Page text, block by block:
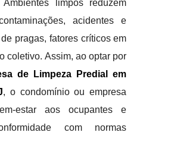
Ambientes limpos reduzem
acidentes e
pragas, fatores críticos em
coletivo. Assim, ao optar por
de Limpeza Predial em
, o condomínio ou empresa
estar aos ocupantes e
com normas